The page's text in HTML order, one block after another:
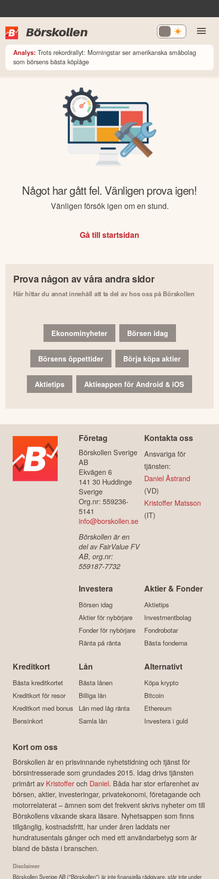
Börskollen
Analys: Trots rekordrallyt: Morningstar ser amerikanska småbolag
som börsens bästa köpläge
Något har gått fel. Vänligen prova igen!
Vänligen försök igen om en stund.
Gå till startsidan
Prova någon av våra andra sidor
Här hittar du annat innehåll att ta del av hos oss på Börskollen
Ekonominyheter Börsen idag
Börsens öppettider Börja köpa aktier
Aktietips Aktieappen för Android & iOS
Företag
Börskollen Sverige
AB
Ekvägen 6
141 30 Huddinge
Sverige
Org.nr: 559236-
5141
info@borskollen.se
Börskollen är en
del av FairValue FV
AB, org.nr:
559187-7732
Kontakta oss
Ansvariga för
tjänsten:
Daniel Åstrand
(VD)
Kristoffer Matsson
(IT)
Investera
Börsen idag
Aktier för nybörjare
Fonder för nybörjare
Ränta på ränta
Aktier & Fonder
Aktietips
Investmentbolag
Fondrobotar
Bästa fonderna
Kreditkort
Bästa kreditkortet
Kreditkort för resor
Kreditkort med bonus
Bensinkort
Lån
Bästa lånen
Billiga lån
Lån med låg ränta
Samla lån
Alternativt
Köpa krypto
Bitcoin
Ethereum
Investera i guld
Kort om oss
Börskollen är en prisvinnande nyhetstidning och tjänst för
börsintresserade som grundades 2015. Idag drivs tjänsten
primärt av Kristofferoch Daniel. Båda har stor erfarenhet av
börsen, aktier, investeringar, privatekonomi, företagande och
motorrelaterat – ämnen som det frekvent skrivs nyheter om till
Börskollens växande skara läsare. Nyhetsappen som finns
tillgänglig, kostnadsfritt, har under åren laddats ner
hundratusentals gånger och med ett användarbetyg som är
bland de bästa i branschen.
Disclaimer
Börskollen Sverige AB ("Börskollen") är inte finansiella rådgivare, står inte under